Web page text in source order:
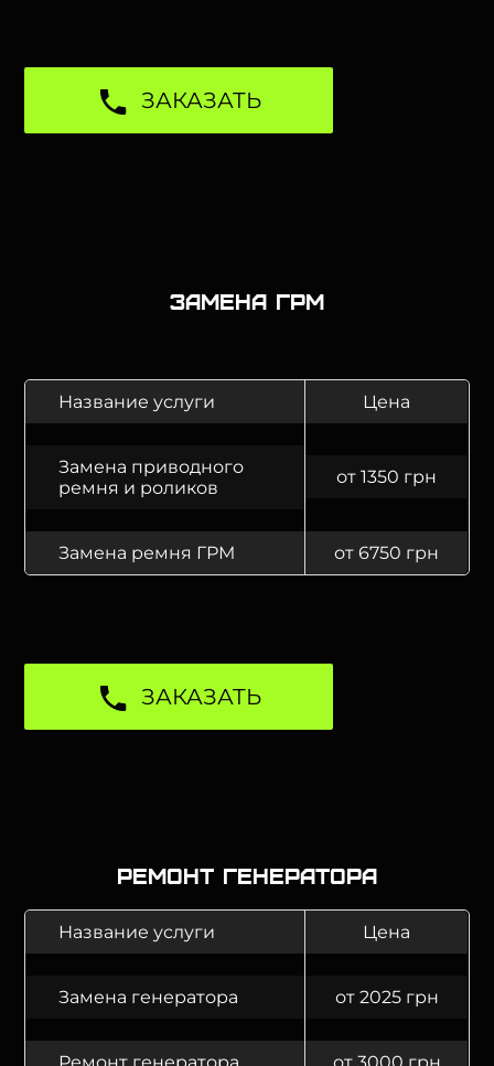
ЗАКАЗАТЬ
Замена ГРМ
Название услуги Цена
Замена приводного
ремня и роликов
от 1350 грн
Замена ремня ГРМ от 6750 грн
ЗАКАЗАТЬ
Ремонт генератора
Название услуги Цена
Замена генератора от 2025 грн